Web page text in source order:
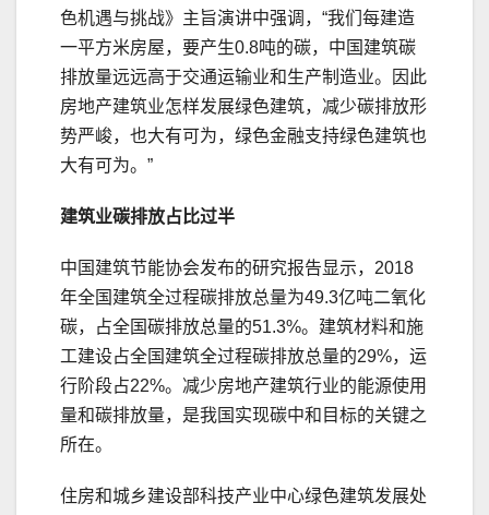
色机遇与挑战》主旨演讲中强调，“我们每建造
一平方米房屋，要产生0.8吨的碳，中国建筑碳
排放量远远高于交通运输业和生产制造业。因此
房地产建筑业怎样发展绿色建筑，减少碳排放形
势严峻，也大有可为，绿色金融支持绿色建筑也
大有可为。”
建筑业碳排放占比过半
中国建筑节能协会发布的研究报告显示，2018
年全国建筑全过程碳排放总量为49.3亿吨二氧化
碳，占全国碳排放总量的51.3%。建筑材料和施
工建设占全国建筑全过程碳排放总量的29%，运
行阶段占22%。减少房地产建筑行业的能源使用
量和碳排放量，是我国实现碳中和目标的关键之
所在。
住房和城乡建设部科技产业中心绿色建筑发展处